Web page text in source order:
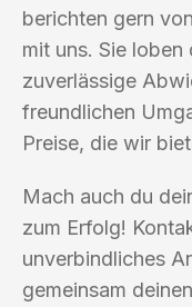
berichten gern
mit uns. Sie
zuverlässige
freundlichen
Preise, die wir
Mach auch du
zum Erfolg!
unverbindliches
gemeinsam